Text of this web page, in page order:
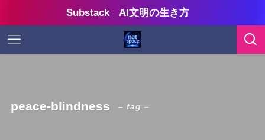
Substack AI文明の生き方
peace-blindness – tag –